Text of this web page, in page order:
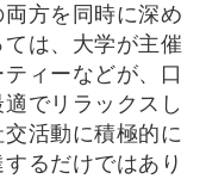
方を同時に深め
は、大学が主催
ィーなどが、口
でリラックスし
活動に積極的に
るだけではあり